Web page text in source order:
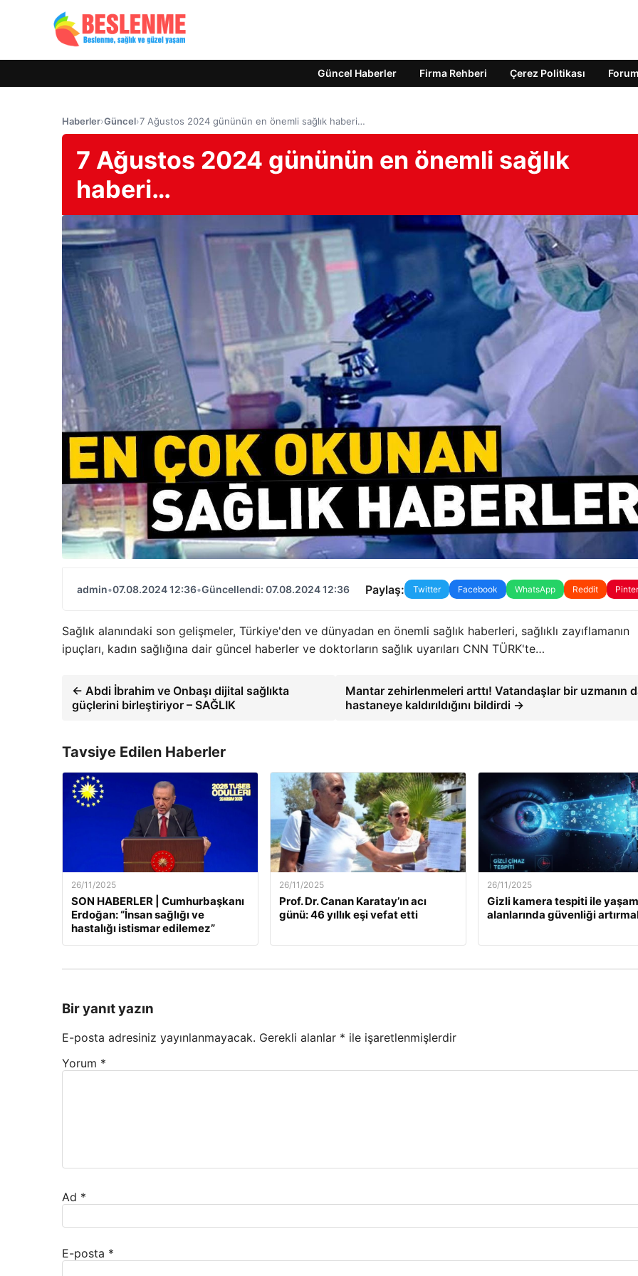
Güncel Haberler Firma Rehberi Çerez Politikası Forum
Haberler›Güncel›7 Ağustos 2024 gününün en önemli sağlık haberi…
7 Ağustos 2024 gününün en önemli sağlık
haberi…
admin•07.08.2024 12:36•Güncellendi: 07.08.2024 12:36 Paylaş: Twitter Facebook WhatsApp Reddit
Sağlık alanındaki son gelişmeler, Türkiye'den ve dünyadan en önemli sağlık haberleri, sağlıklı zayıflamanın
ipuçları, kadın sağlığına dair güncel haberler ve doktorların sağlık uyarıları CNN TÜRK'te…
← Abdi İbrahim ve Onbaşı dijital sağlıkta
güçlerini birleştiriyor – SAĞLIK
Mantar zehirlenmeleri arttı! Vatandaşlar bir uzmanın
hastaneye kaldırıldığını bildirdi →
Tavsiye Edilen Haberler
26/11/2025
SON HABERLER | Cumhurbaşkanı
Erdoğan: “İnsan sağlığı ve
hastalığı istismar edilemez”
26/11/2025
Prof. Dr. Canan Karatay’ın acı
günü: 46 yıllık eşi vefat etti
26/11/2025
Gizli kamera tespiti ile yaşam
alanlarında güvenliği
Bir yanıt yazın
E-posta adresiniz yayınlanmayacak. Gerekli alanlar * ile işaretlenmişlerdir
Yorum *
Ad *
E-posta *